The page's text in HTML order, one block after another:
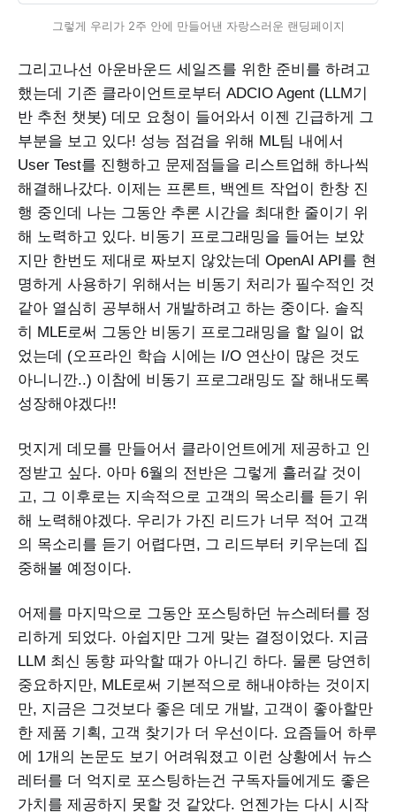
그렇게 우리가 2주 안에 만들어낸 자랑스러운 랜딩페이지
그리고나선 아운바운드 세일즈를 위한 준비를 하려고
했는데 기존 클라이언트로부터 ADCIO Agent (LLM기
반 추천 챗봇) 데모 요청이 들어와서 이젠 긴급하게 그
부분을 보고 있다! 성능 점검을 위해 ML팀 내에서
User Test를 진행하고 문제점들을 리스트업해 하나씩
해결해나갔다. 이제는 프론트, 백엔트 작업이 한창 진
행 중인데 나는 그동안 추론 시간을 최대한 줄이기 위
해 노력하고 있다. 비동기 프로그래밍을 들어는 보았
지만 한번도 제대로 짜보지 않았는데 OpenAI API를 현
명하게 사용하기 위해서는 비동기 처리가 필수적인 것
같아 열심히 공부해서 개발하려고 하는 중이다. 솔직
히 MLE로써 그동안 비동기 프로그래밍을 할 일이 없
었는데 (오프라인 학습 시에는 I/O 연산이 많은 것도
아니니깐..) 이참에 비동기 프로그래밍도 잘 해내도록
성장해야겠다!!
멋지게 데모를 만들어서 클라이언트에게 제공하고 인
정받고 싶다. 아마 6월의 전반은 그렇게 흘러갈 것이
고, 그 이후로는 지속적으로 고객의 목소리를 듣기 위
해 노력해야겠다. 우리가 가진 리드가 너무 적어 고객
의 목소리를 듣기 어렵다면, 그 리드부터 키우는데 집
중해볼 예정이다.
어제를 마지막으로 그동안 포스팅하던 뉴스레터를 정
리하게 되었다. 아쉽지만 그게 맞는 결정이었다. 지금
LLM 최신 동향 파악할 때가 아니긴 하다. 물론 당연히
중요하지만, MLE로써 기본적으로 해내야하는 것이지
만, 지금은 그것보다 좋은 데모 개발, 고객이 좋아할만
한 제품 기획, 고객 찾기가 더 우선이다. 요즘들어 하루
에 1개의 논문도 보기 어려워졌고 이런 상황에서 뉴스
레터를 더 억지로 포스팅하는건 구독자들에게도 좋은
가치를 제공하지 못할 것 같았다. 언젠가는 다시 시작